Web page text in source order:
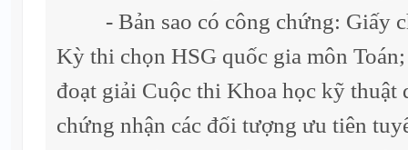
- Bản sao có công chứng: Giấy
Kỳ thi chọn HSG quốc gia môn
đoạt giải Cuộc thi Khoa học kỹ thuật
chứng nhận các đối tượng ưu tiên